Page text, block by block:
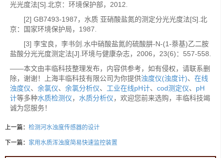
光光度法[S].北京：环境保护部，2012.
[2] GB7493-1987，水质 亚硝酸盐氮的测定分光光度法[S].北
京：国家环境保护局，1987.
[3] 李宝良，李书剑.水中硝酸盐氮的硫酸肼-N-(1-萘基)乙二胺
盐酸分光光度测定法[J].环境与健康杂志，2006，23(6)：557-558.
——本文由丰临科技整理发布，内容供参考，如有侵权，请联系删
除，谢谢！上海丰临科技有限公司为你提供浊度仪(浊度计)、 在线
浊度仪、 余氯仪、 余氯分析仪、 工业在线pH计、 cod测定仪、 pH
计等多种水质检测仪， 水质分析仪，欢迎您前来选购，丰临科技竭
诚为您服务！
上一篇： 检测河水浊度传感器的设计
下一篇： 家用水质浑浊度简易快速监控装置